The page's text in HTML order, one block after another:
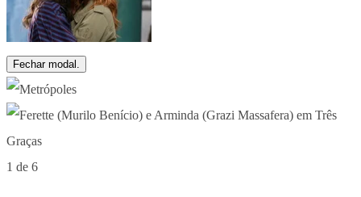
Fechar modal.
1 de 6